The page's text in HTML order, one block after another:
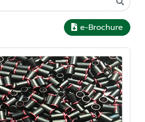
e-Brochure